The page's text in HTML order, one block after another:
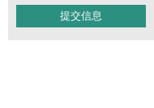
点击数： 261 次